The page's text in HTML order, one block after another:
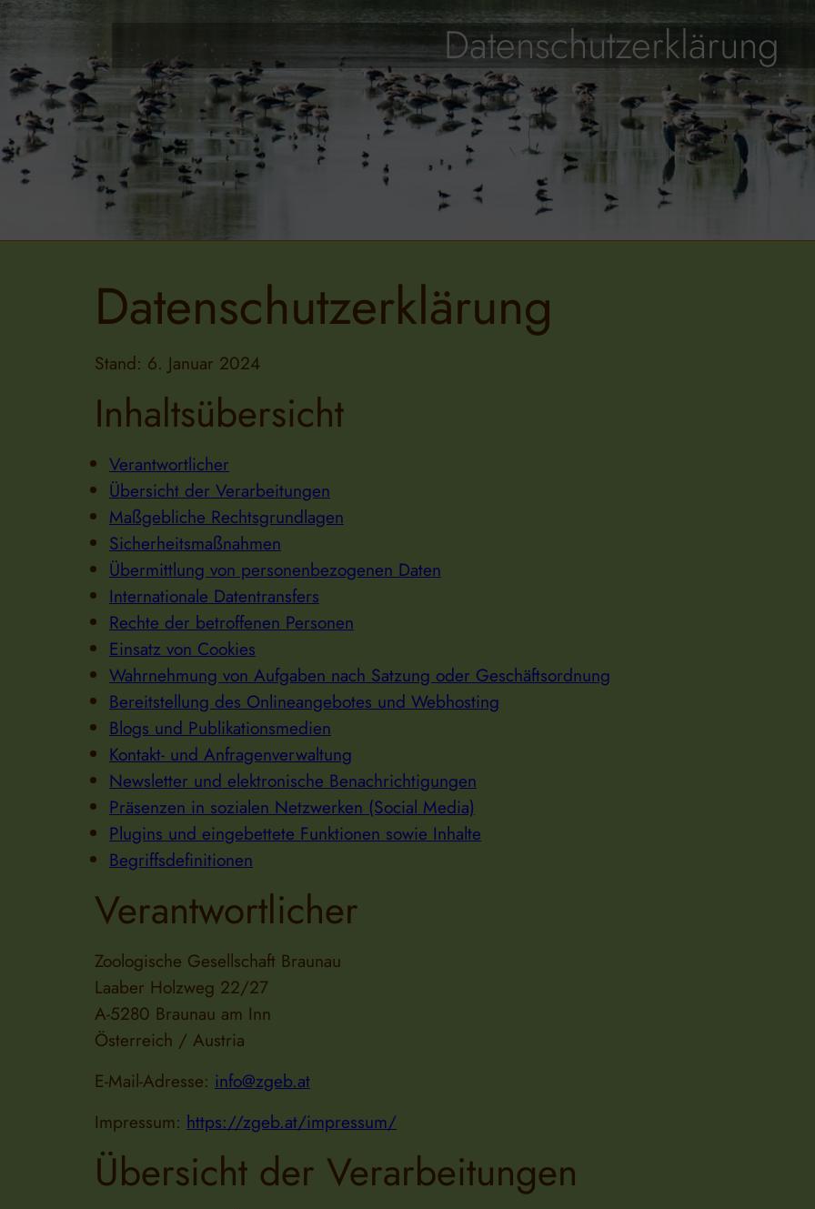
Datenschutzerklärung
Datenschutzerklärung
Stand: 6. Januar 2024
Inhaltsübersicht
Verantwortlicher
Übersicht der Verarbeitungen
Maßgebliche Rechtsgrundlagen
Sicherheitsmaßnahmen
Übermittlung von personenbezogenen Daten
Internationale Datentransfers
Rechte der betroffenen Personen
Einsatz von Cookies
Wahrnehmung von Aufgaben nach Satzung oder Geschäftsordnung
Bereitstellung des Onlineangebotes und Webhosting
Blogs und Publikationsmedien
Kontakt- und Anfragenverwaltung
Newsletter und elektronische Benachrichtigungen
Präsenzen in sozialen Netzwerken (Social Media)
Plugins und eingebettete Funktionen sowie Inhalte
Begriffsdefinitionen
Verantwortlicher
Zoologische Gesellschaft Braunau
Laaber Holzweg 22/27
A-5280 Braunau am Inn
Österreich / Austria
E-Mail-Adresse: info@zgeb.at
Impressum: https://zgeb.at/impressum/
Übersicht der Verarbeitungen